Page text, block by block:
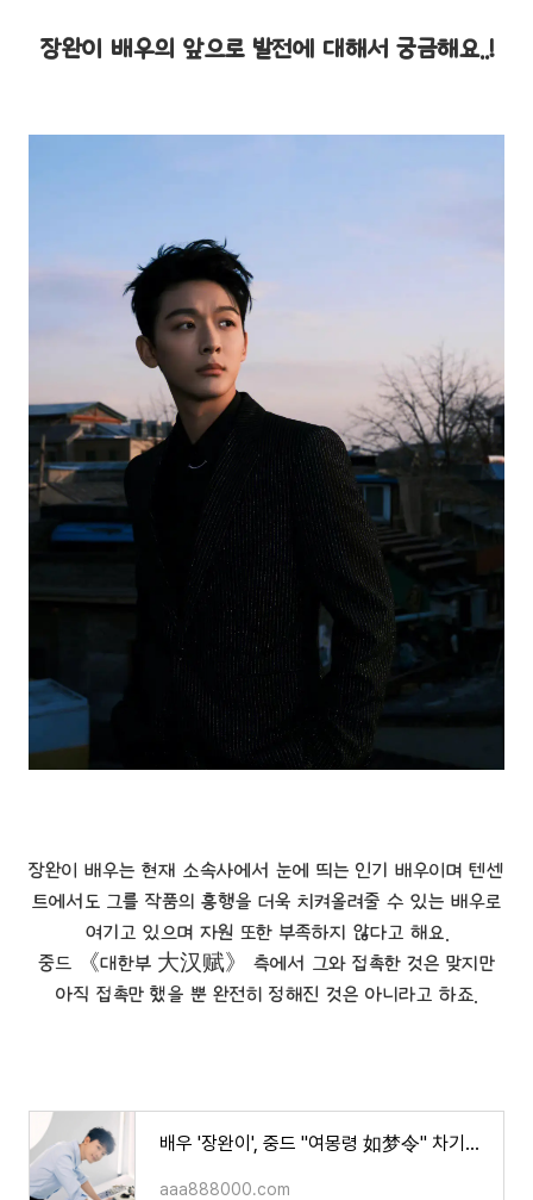
장완이 배우의 앞으로 발전에 대해서 궁금해요..!
장완이 배우는 현재 소속사에서 눈에 띄는 인기 배우이며 텐센
트에서도 그를 작품의 흥행을 더욱 치켜올려줄 수 있는 배우로
여기고 있으며 자원 또한 부족하지 않다고 해요.
중드 《대한부 大汉赋》 측에서 그와 접촉한 것은 맞지만
아직 접촉만 했을 뿐 완전히 정해진 것은 아니라고 하죠.
배우 '장완이', 중드 "여몽령 如梦令" 차기작으로 결정..!
aaa888000.com